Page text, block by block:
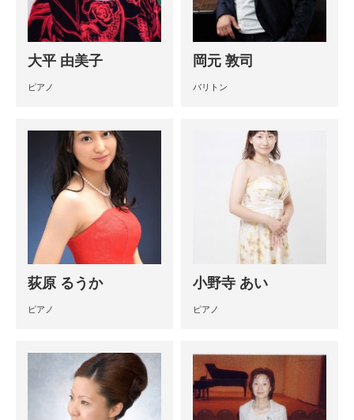
大平 由美子
ピアノ
岡元 敦司
バリトン
荻原 るうか
ピアノ
小野寺 あい
ピアノ